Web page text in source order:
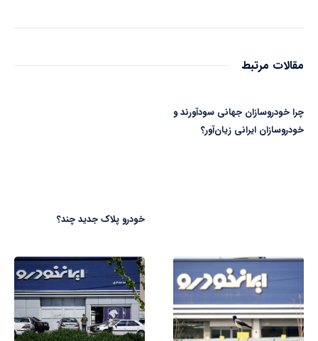
مقالات مرتبط
چرا خودروسازان جهانی سودآورند و
خودروسازان ایرانی زیان‌آور؟
خودرو پلاک جدید چند؟